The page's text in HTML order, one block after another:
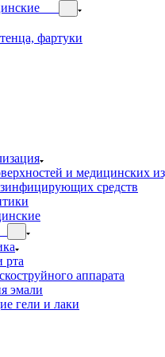
фартуки
и медицинских
средств
рта
аппарата
эмали
гели и лаки